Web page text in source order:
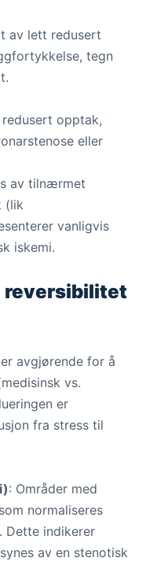
av lett redusert
tegn
redusert opptak,
eller
av tilnærmet
(lik
vanligvis
iskemi.
reversibilitet
avgjørende for å
vs.
er
fra stress til
: Områder med
normaliseres
Dette indikerer
av en stenotisk